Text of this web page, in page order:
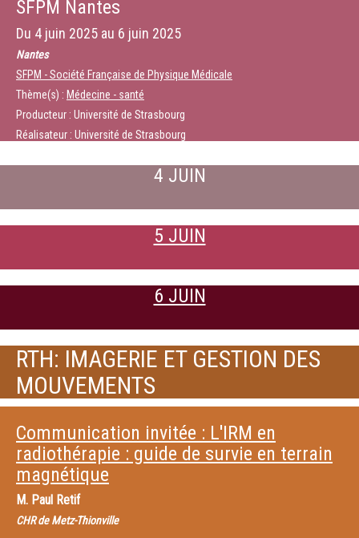
SFPM Nantes
Du 4 juin 2025 au 6 juin 2025
Nantes
SFPM - Société Française de Physique Médicale
Thème(s) : Médecine - santé
Producteur : Université de Strasbourg
Réalisateur : Université de Strasbourg
4 JUIN
5 JUIN
6 JUIN
RTH: IMAGERIE ET GESTION DES
MOUVEMENTS
Communication invitée : L'IRM en
radiothérapie : guide de survie en terrain
magnétique
M. Paul Retif
CHR de Metz-Thionville